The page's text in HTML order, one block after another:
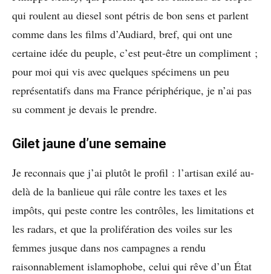
qui roulent au diesel sont pétris de bon sens et parlent
comme dans les films d’Audiard, bref, qui ont une
certaine idée du peuple, c’est peut-être un compliment ;
pour moi qui vis avec quelques spécimens un peu
représentatifs dans ma France périphérique, je n’ai pas
su comment je devais le prendre.
Gilet jaune d’une semaine
Je reconnais que j’ai plutôt le profil : l’artisan exilé au-
delà de la banlieue qui râle contre les taxes et les
impôts, qui peste contre les contrôles, les limitations et
les radars, et que la prolifération des voiles sur les
femmes jusque dans nos campagnes a rendu
raisonnablement islamophobe, celui qui rêve d’un État